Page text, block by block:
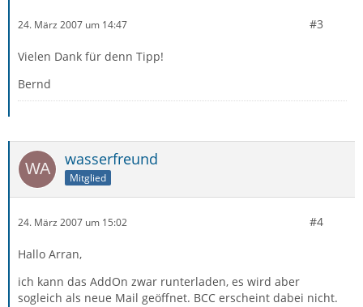
24. März 2007 um 14:47 #3
Vielen Dank für denn Tipp!
Bernd
wasserfreund
Mitglied
24. März 2007 um 15:02 #4
Hallo Arran,
ich kann das AddOn zwar runterladen, es wird aber
sogleich als neue Mail geöffnet. BCC erscheint dabei nicht.